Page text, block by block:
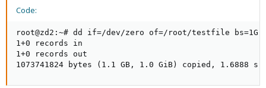
Code:
root@zd2:~# dd if=/dev/zero of=/root/testfile bs=1G
1+0 records in
1+0 records out
1073741824 bytes (1.1 GB, 1.0 GiB) copied, 1.6888 s,